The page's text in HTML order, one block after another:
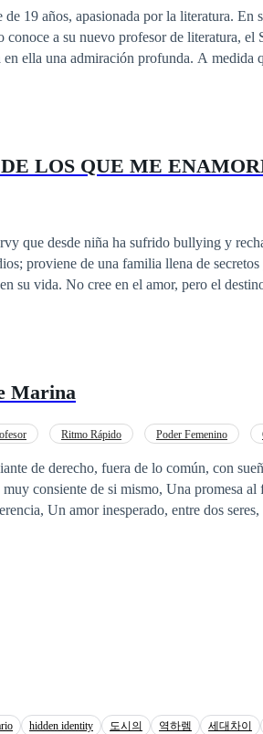
de 19 años, apasionada por la literatura.
conoce a su nuevo profesor de literatura,
en ella una admiración profunda. A medida
LOS QUE ME
que desde niña ha sufrido bullying y
proviene de una familia llena de
uno sino dos hombres totalmente
quien le ayuda en su proceso de
Marina
Ritmo Rápido Poder Femenino
Una promesa al futuro, Un legado fantástico, Una
Los secretos de
hidden identity 도시의 역하렘 세대차이